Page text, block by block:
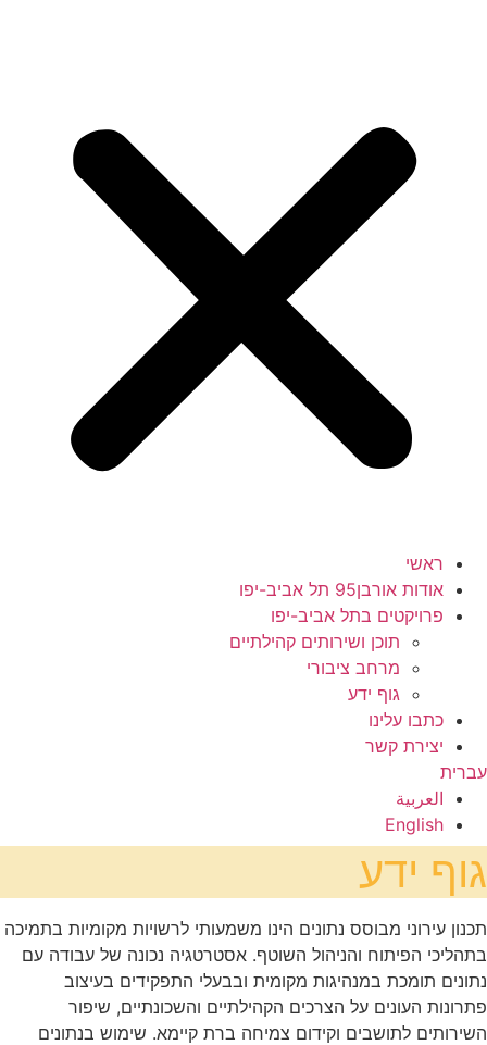
ראשי
אודות אורבן95 תל אביב-יפו
פרויקטים בתל אביב-יפו
תוכן ושירותים קהילתיים
מרחב ציבורי
גוף ידע
כתבו עלינו
יצירת קשר
עברית
العربية
English
גוף ידע
תכנון עירוני מבוסס נתונים הינו משמעותי לרשויות מקומיות בתמיכה
בתהליכי הפיתוח והניהול השוטף. אסטרטגיה נכונה של עבודה עם
נתונים תומכת במנהיגות מקומית ובבעלי התפקידים בעיצוב
פתרונות העונים על הצרכים הקהילתיים והשכונתיים, שיפור
השירותים לתושבים וקידום צמיחה ברת קיימא. שימוש בנתונים